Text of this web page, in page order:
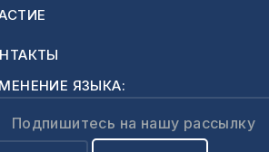
ЯЗЫКА:
Подпишитесь на нашу рассылку